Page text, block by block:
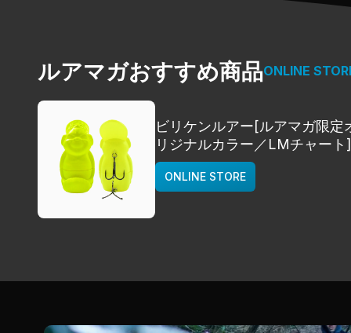
ルアマガおすすめ商品ONLINE
ビリケンルアー[ルアマガ限定
リジナルカラー／LMチャート]
deps
ONLINE STORE